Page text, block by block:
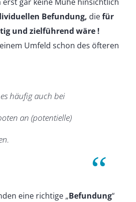
Befundung, diefür
und zielführend wäre !
Umfeld schon des öfteren
häufig auch bei
an (potentielle)
eine richtige „Befundung“